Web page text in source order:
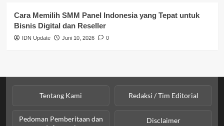
Cara Memilih SMM Panel Indonesia yang Tepat untuk
Bisnis Digital dan Reseller
IDN Update Juni 10, 2026 0
Tentang Kami Redaksi / Tim Editorial
Pedoman Pemberitaan dan
Disclaimer